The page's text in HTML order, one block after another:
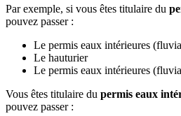
Par exemple, si vous êtes titulaire du
pouvez passer :
Le permis eaux intérieures
Le hauturier
Le permis eaux intérieures
Vous êtes titulaire du permis eaux
pouvez passer :